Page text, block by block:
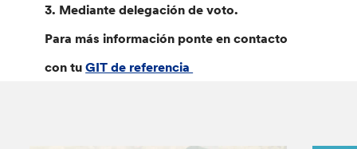
3. Mediante delegación de voto.
Para más información ponte en contacto
con tuGIT de referencia